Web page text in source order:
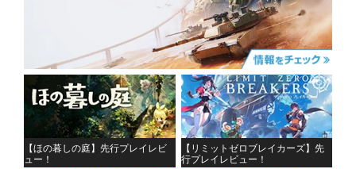
【ほの暮しの庭】先行プレイレビ
ュー！
【リミットゼロブレイカーズ】先
行プレイレビュー！